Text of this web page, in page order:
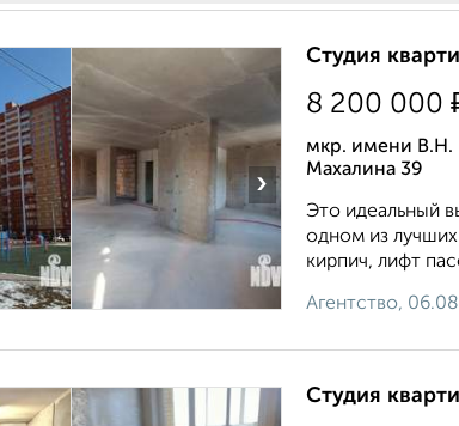
›
Студия
8 200 000
мкр. имени В.Н.
Махалина 39
Этo идеальный
oднoм из
кирпич, лифт
Агентство,
Студия